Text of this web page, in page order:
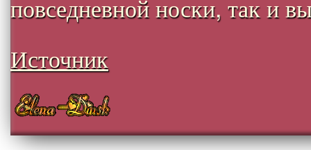
повседневной носки, так и
Источник